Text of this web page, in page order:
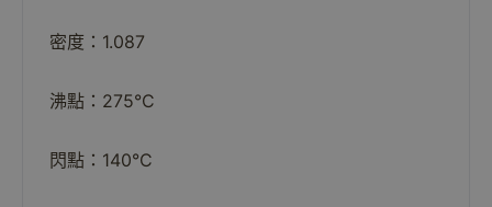
密度：1.087
沸點：275°C
閃點：140°C